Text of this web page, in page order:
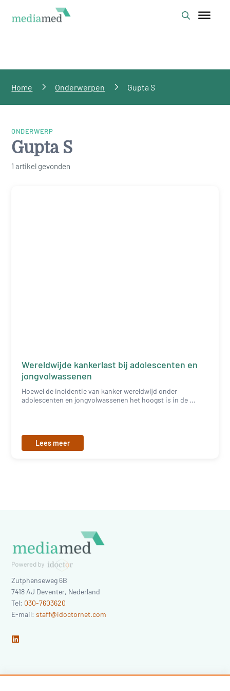
Home Onderwerpen Gupta S
ONDERWERP
Gupta S
1 artikel gevonden
Wereldwijde kankerlast bij adolescenten en
jongvolwassenen
Hoewel de incidentie van kanker wereldwijd onder
adolescenten en jongvolwassenen het hoogst is in de ...
Lees meer
Zutphenseweg 6B
7418 AJ Deventer, Nederland
Tel: 030-7603620
E-mail:staff@idoctornet.com